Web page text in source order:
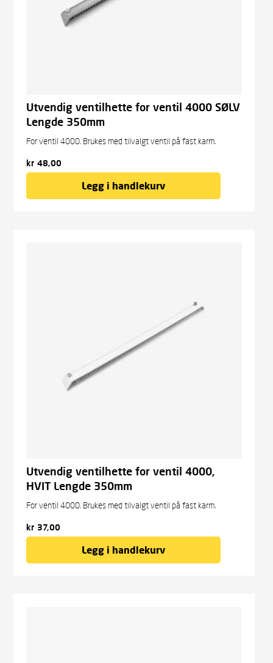
Utvendig ventilhette for ventil 4000 SØLV
Lengde 350mm
For ventil 4000. Brukes med tilvalgt ventil på fast karm.
kr 48,00
Legg i handlekurv
Utvendig ventilhette for ventil 4000,
HVIT Lengde 350mm
For ventil 4000. Brukes med tilvalgt ventil på fast karm.
kr 37,00
Legg i handlekurv